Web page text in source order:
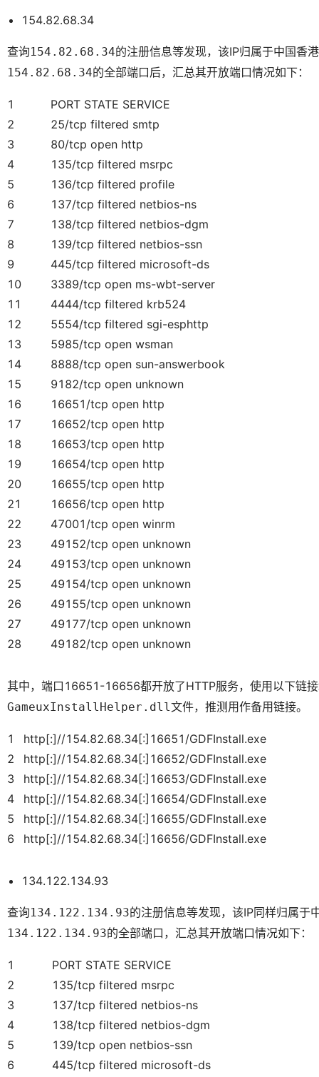
154.82.68.34
查询154.82.68.34的注册信息等发现，该IP归属于中国香
154.82.68.34的全部端口后，汇总其开放端口情况如下：
1
2
3
4
5
6
7
8
9
10
11
12
13
14
15
16
17
18
19
20
21
22
23
24
25
26
27
28
PORT STATE SERVICE
25/tcp filtered smtp
80/tcp open http
135/tcp filtered msrpc
136/tcp filtered profile
137/tcp filtered netbios-ns
138/tcp filtered netbios-dgm
139/tcp filtered netbios-ssn
445/tcp filtered microsoft-ds
3389/tcp open ms-wbt-server
4444/tcp filtered krb524
5554/tcp filtered sgi-esphttp
5985/tcp open wsman
8888/tcp open sun-answerbook
9182/tcp open unknown
16651/tcp open http
16652/tcp open http
16653/tcp open http
16654/tcp open http
16655/tcp open http
16656/tcp open http
47001/tcp open winrm
49152/tcp open unknown
49153/tcp open unknown
49154/tcp open unknown
49155/tcp open unknown
49177/tcp open unknown
49182/tcp open unknown
其中，端口16651-16656都开放了HTTP服务，使用以下链
GameuxInstallHelper.dll文件，推测用作备用链接。
1
2
3
4
5
6
http[:]//154.82.68.34[:]16651/GDFInstall.exe
http[:]//154.82.68.34[:]16652/GDFInstall.exe
http[:]//154.82.68.34[:]16653/GDFInstall.exe
http[:]//154.82.68.34[:]16654/GDFInstall.exe
http[:]//154.82.68.34[:]16655/GDFInstall.exe
http[:]//154.82.68.34[:]16656/GDFInstall.exe
134.122.134.93
查询134.122.134.93的注册信息等发现，该IP同样归属于
134.122.134.93的全部端口，汇总其开放端口情况如下：
1
2
3
4
5
6
PORT STATE SERVICE
135/tcp filtered msrpc
137/tcp filtered netbios-ns
138/tcp filtered netbios-dgm
139/tcp open netbios-ssn
445/tcp filtered microsoft-ds